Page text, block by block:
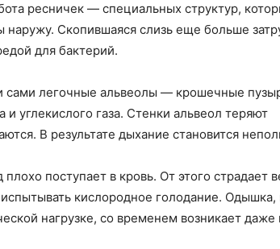
ресничек — специальных структур,
Скопившаяся слизь еще больше
для бактерий.
легочные альвеолы — крошечные
углекислого газа. Стенки альвеол теряют
В результате дыхание становится
поступает в кровь. От этого страдает
кислородное голодание. Одышка,
нагрузке, со временем возникает даже